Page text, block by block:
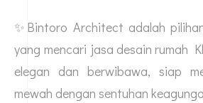
✨Bintoro Architect adalah
yang mencari jasa desain rumah
elegan dan berwibawa, siap
mewah dengan sentuhan